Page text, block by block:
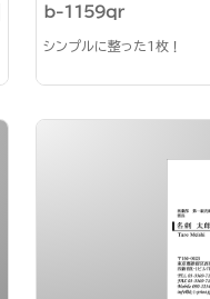
b-1159qr
シンプルに整った1枚！